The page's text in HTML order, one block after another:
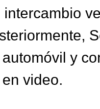
y
video.